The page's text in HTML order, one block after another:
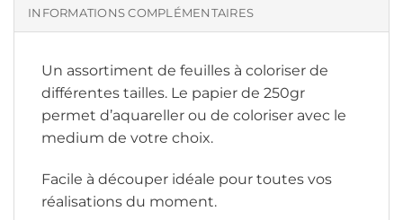
INFORMATIONS COMPLÉMENTAIRES
Un assortiment de feuilles à coloriser de
différentes tailles. Le papier de 250gr
permet d’aquareller ou de coloriser avec le
medium de votre choix.
Facile à découper idéale pour toutes vos
réalisations du moment.